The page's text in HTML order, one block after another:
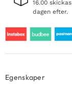
16.00
dagen efter.
Egenskaper